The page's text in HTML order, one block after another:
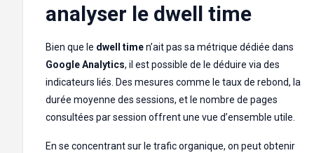
analyser le dwell time
Bien que le dwell timen’ait pas sa métrique dédiée dans
Google Analytics, il est possible de le déduire via des
indicateurs liés. Des mesures comme le taux de rebond, la
durée moyenne des sessions, et le nombre de pages
consultées par session offrent une vue d’ensemble utile.
En se concentrant sur le trafic organique, on peut obtenir